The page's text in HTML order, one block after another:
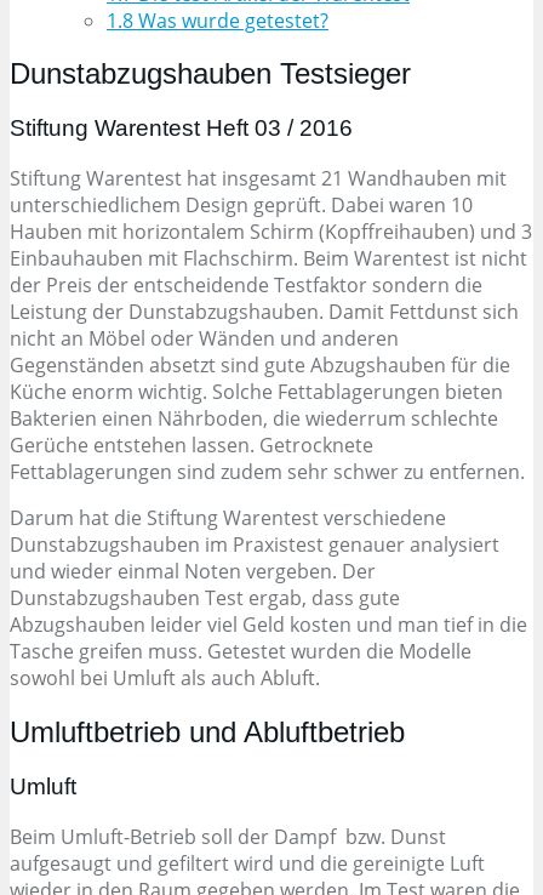
1.8Was wurde getestet?
Dunstabzugshauben Testsieger
Stiftung Warentest Heft 03 / 2016
Stiftung Warentest hat insgesamt 21 Wandhauben mit
unterschiedlichem Design geprüft. Dabei waren 10
Hauben mit horizontalem Schirm (Kopffreihauben) und 3
Einbauhauben mit Flachschirm. Beim Warentest ist nicht
der Preis der entscheidende Testfaktor sondern die
Leistung der Dunstabzugshauben. Damit Fettdunst sich
nicht an Möbel oder Wänden und anderen
Gegenständen absetzt sind gute Abzugshauben für die
Küche enorm wichtig. Solche Fettablagerungen bieten
Bakterien einen Nährboden, die wiederrum schlechte
Gerüche entstehen lassen. Getrocknete
Fettablagerungen sind zudem sehr schwer zu entfernen.
Darum hat die Stiftung Warentest verschiedene
Dunstabzugshauben im Praxistest genauer analysiert
und wieder einmal Noten vergeben. Der
Dunstabzugshauben Test ergab, dass gute
Abzugshauben leider viel Geld kosten und man tief in die
Tasche greifen muss. Getestet wurden die Modelle
sowohl bei Umluft als auch Abluft.
Umluftbetrieb und Abluftbetrieb
Umluft
Beim Umluft-Betrieb soll der Dampf bzw. Dunst
aufgesaugt und gefiltert wird und die gereinigte Luft
wieder in den Raum gegeben werden. Im Test waren die